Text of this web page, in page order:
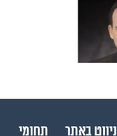
ניווט באתר תחומי